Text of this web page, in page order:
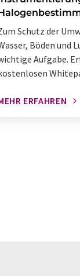
Schutz der
Böden und
Aufgabe.
ERFAHREN